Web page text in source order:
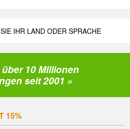
IHR LAND ODER SPRACHE
über 10 Millionen
seit 2001 »
15%